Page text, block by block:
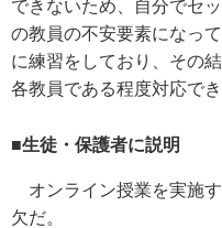
できないため、自分でセ
の教員の不安要素になっ
に練習をしており、その
各教員である程度対応で
■生徒・保護者に説明
オンライン授業を実施
欠だ。